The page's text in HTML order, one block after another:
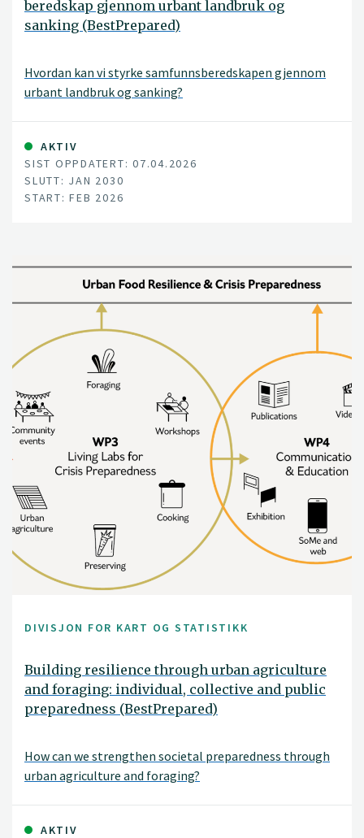
beredskap gjennom urbant landbruk og
sanking (BestPrepared)
Hvordan kan vi styrke samfunnsberedskapen gjennom
urbant landbruk og sanking?
AKTIV
SIST OPPDATERT: 07.04.2026
SLUTT: JAN 2030
START: FEB 2026
DIVISJON FOR KART OG STATISTIKK
Building resilience through urban agriculture
and foraging: individual, collective and public
preparedness (BestPrepared)
How can we strengthen societal preparedness through
urban agriculture and foraging?
AKTIV